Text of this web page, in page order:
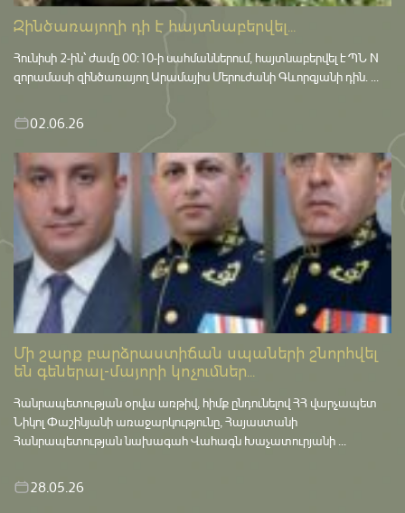
Զինծառայողի դի է հայտնաբերվել...
Հունիսի 2-ին՝ ժամը 00:10-ի սահմաններում, հայտնաբերվել է ՊՆ N
զորամասի զինծառայող Արամայիս Մերուժանի Գևորգյանի դին. ...
02.06.26
Մի շարք բարձրաստիճան սպաների շնորհվել
են գեներալ-մայորի կոչումներ...
Հանրապետության օրվա առթիվ, հիմք ընդունելով ՀՀ վարչապետ
Նիկոլ Փաշինյանի առաջարկությունը, Հայաստանի
Հանրապետության նախագահ Վահագն Խաչատուրյանի ...
28.05.26